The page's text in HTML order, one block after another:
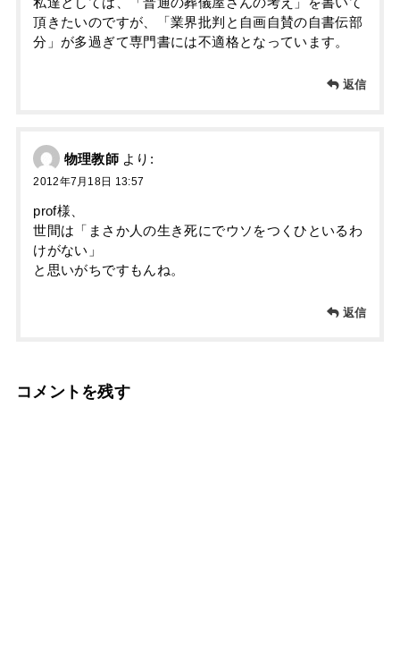
頂きたいのですが、「業界批判と自画自賛の自書伝部
分」が多過ぎて専門書には不適格となっています。
返信
物理教師 より:
2012年7月18日 13:57
prof様、
世間は「まさか人の生き死にでウソをつくひといるわ
けがない」
と思いがちですもんね。
返信
コメントを残す